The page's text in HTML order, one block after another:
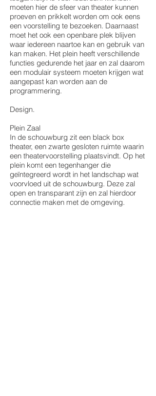
moeten hier de sfeer van theater kunnen
proeven en prikkelt worden om ook eens
een voorstelling te bezoeken. Daarnaast
moet het ook een openbare plek blijven
waar iedereen naartoe kan en gebruik van
kan maken. Het plein heeft verschillende
functies gedurende het jaar en zal daarom
een modulair systeem moeten krijgen wat
aangepast kan worden aan de
programmering.
Design.
Plein Zaal
In de schouwburg zit een black box
theater, een zwarte gesloten ruimte waarin
een theatervoorstelling plaatsvindt. Op het
plein komt een tegenhanger die
geïntegreerd wordt in het landschap wat
voorvloed uit de schouwburg. Deze zal
open en transparant zijn en zal hierdoor
connectie maken met de omgeving.